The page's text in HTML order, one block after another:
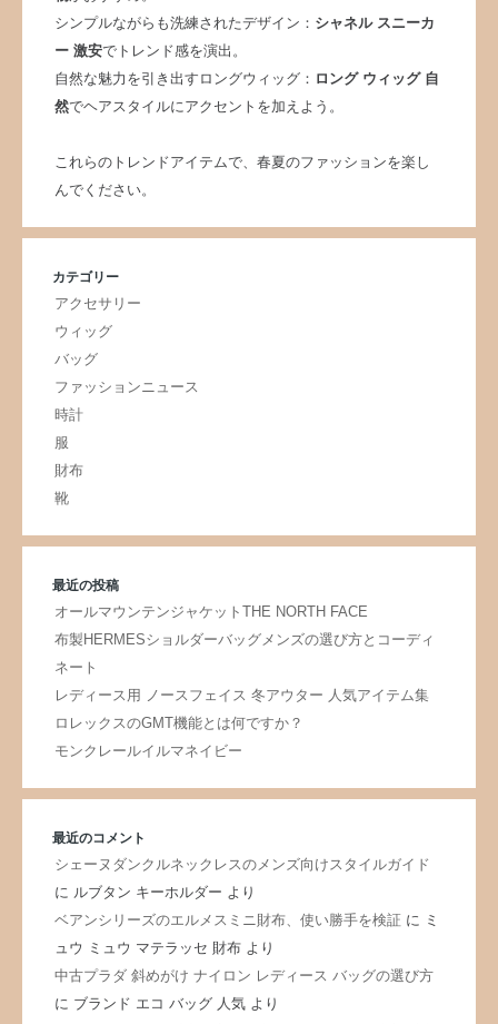
シンプルながらも洗練されたデザイン： シャネル スニーカ
ー 激安でトレンド感を演出。
自然な魅力を引き出すロングウィッグ： ロング ウィッグ 自
然でヘアスタイルにアクセントを加えよう。
これらのトレンドアイテムで、春夏のファッションを楽し
んでください。
カテゴリー
アクセサリー
ウィッグ
バッグ
ファッションニュース
時計
服
財布
靴
最近の投稿
オールマウンテンジャケットTHE NORTH FACE
布製HERMESショルダーバッグメンズの選び方とコーディ
ネート
レディース用 ノースフェイス 冬アウター 人気アイテム集
ロレックスのGMT機能とは何ですか？
モンクレールイルマネイビー
最近のコメント
シェーヌダンクルネックレスのメンズ向けスタイルガイド
に ルブタン キーホルダー より
ベアンシリーズのエルメスミニ財布、使い勝手を検証に ミ
ュウ ミュウ マテラッセ 財布より
中古プラダ 斜めがけ ナイロン レディース バッグの選び方
に ブランド エコ バッグ 人気より